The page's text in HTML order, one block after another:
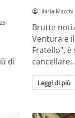
di
Ilaria Macchi
Brutte
Ventura e
Fratello", è
Leggi di più